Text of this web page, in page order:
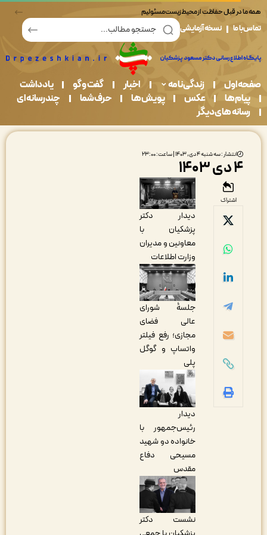
قبال حفاظت از محیط زیست مسئولیم
نسخه آزمایشی
زندگی نامه اخبار گفت و گو
یادداشت
ها
عکس پویش ها حرف شما
چندرسانه ای
های دیگر
انتشار : سه شنبه ۴ دی, ۱۴۰۳ | ساعت: ۲۳:۰۰
دیدار دکتر
پزشکیان با
معاونین و مدیران
وزارت اطلاعات
جلسۀ شورای
عالی فضای
مجازی؛ رفع فیلتر
واتساپ و گوگل
رئیس‌جمهور با
خانواده دو شهید
مسیحی دفاع
نشست دکتر